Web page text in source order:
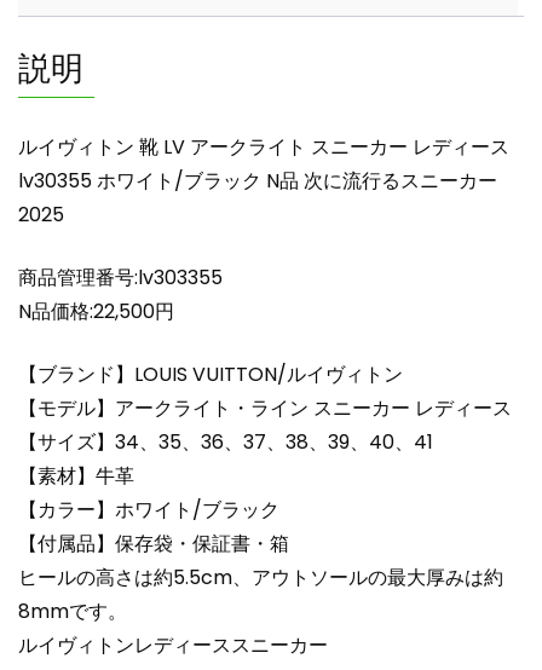
ト
ニ
ー
ー
レ
デ
ー
ス
ホ
ワ
イ
ト/
ブ
ラ
ッ
ク
N
品
次
説明
ルイヴィトン 靴 LV アークライト スニーカー レディース
lv30355 ホワイト/ブラック N品 次に流行るスニーカー
2025
商品管理番号:lv303355
N品価格:22,500円
【ブランド】LOUIS VUITTON/ルイヴィトン
【モデル】アークライト・ライン スニーカー レディース
【サイズ】34、35、36、37、38、39、40、41
【素材】牛革
【カラー】ホワイト/ブラック
【付属品】保存袋・保証書・箱
ヒールの高さは約5.5cm、アウトソールの最大厚みは約
8mmです。
ルイヴィトンレディーススニーカー